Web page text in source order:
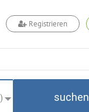
Registrieren
) suchen